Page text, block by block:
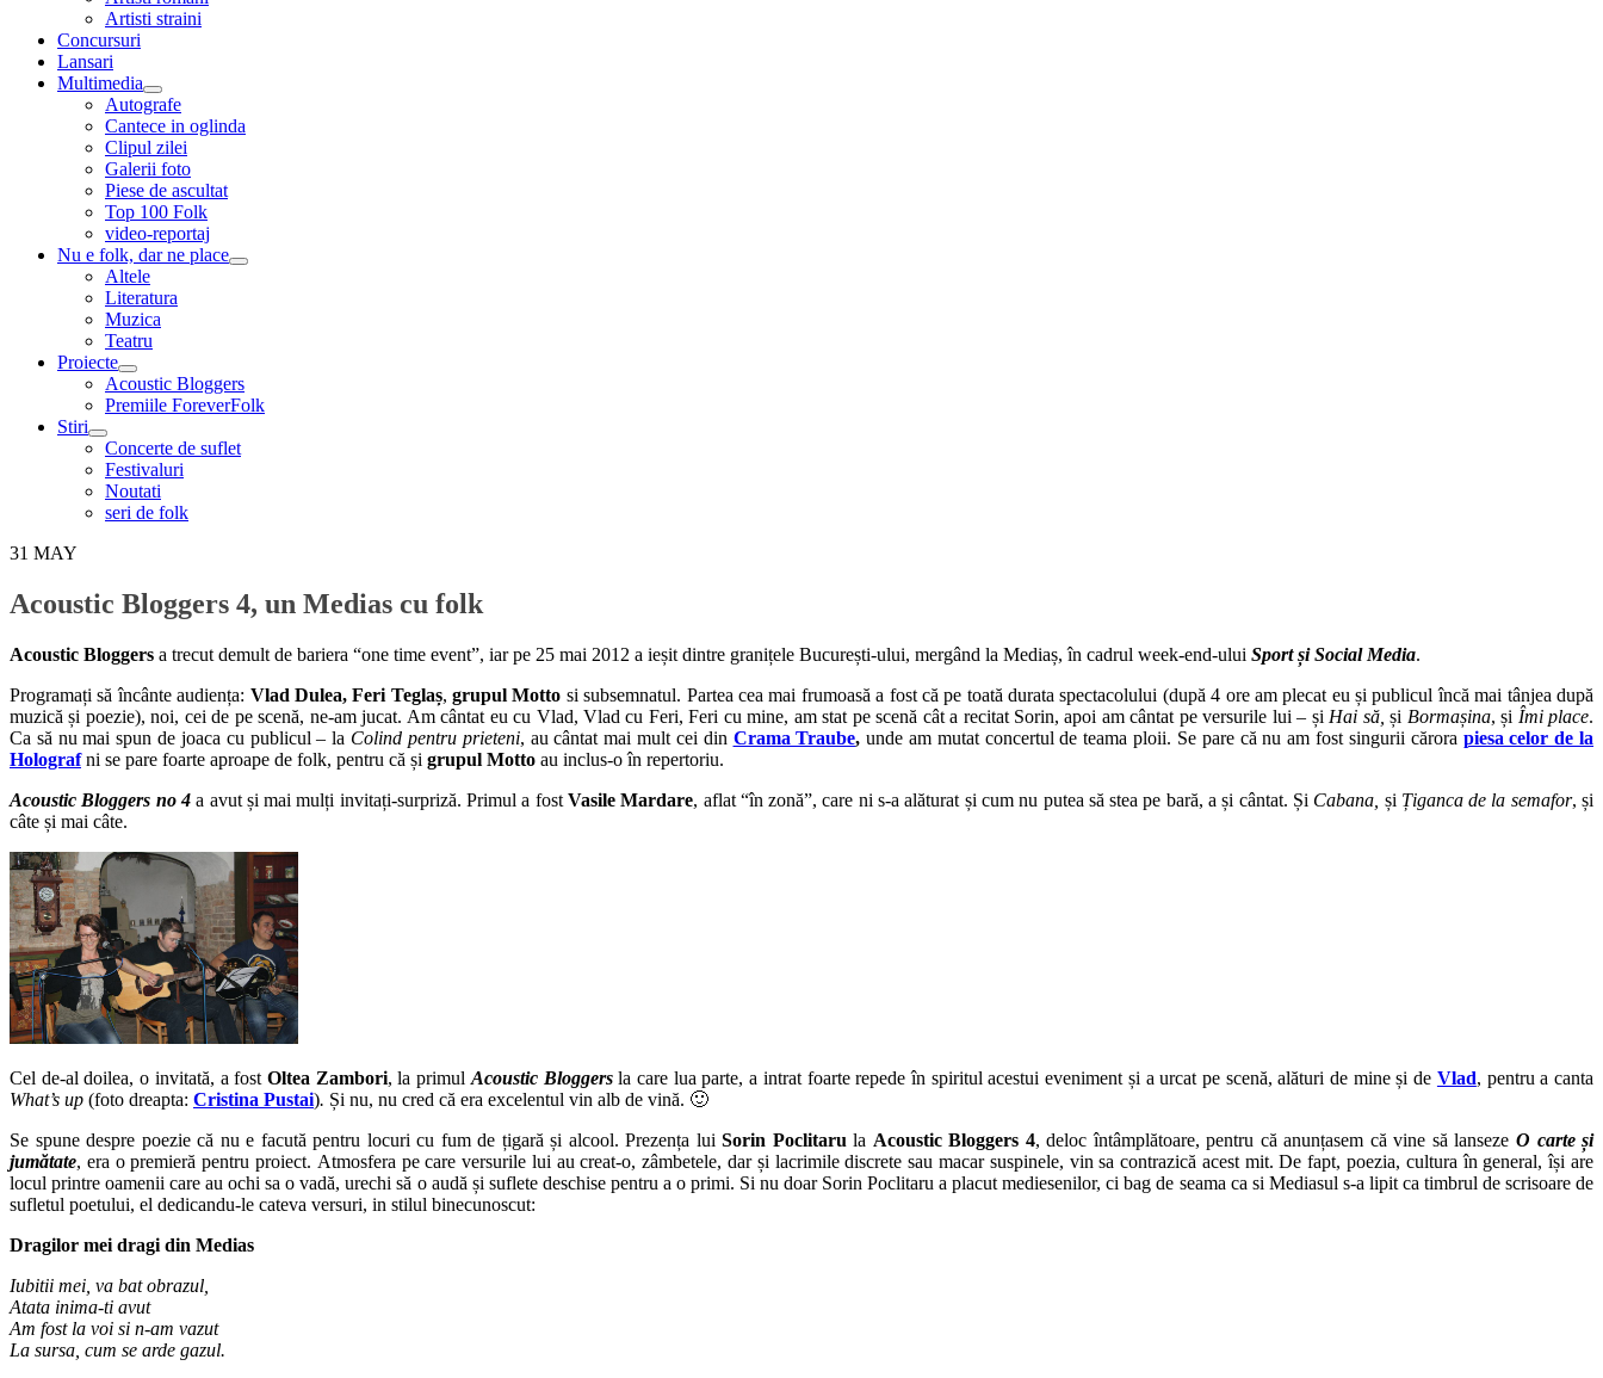
child
menu
Artisti straini
Concursuri
Lansari
Multimedia
expand
child
menu
Autografe
Cantece in oglinda
Clipul zilei
Galerii foto
Piese de ascultat
Top 100 Folk
video-reportaj
Nu e folk, dar ne place
expand
Altele
Literatura
Muzica
Teatru
Proiecte
expand
child
menu
Acoustic Bloggers
Premiile ForeverFolk
Stiri
expand
child
menu
Concerte de suflet
Festivaluri
Noutati
seri de folk
31 MAY
Acoustic Bloggers 4, un Medias cu folk
Acoustic Bloggers a trecut demult de bariera “one time event”, iar pe 25 mai 2012 a ieșit dintre granițele București-ului, mergând la Mediaș, în cadrul week-end-ului Sport și Social Media.
Programați să încânte audiența: Vlad Dulea, Feri Teglaș,grupul Motto si subsemnatul. Partea cea mai frumoasă a fost că pe toată durata spectacolului (după 4 ore am plecat eu și publicul încă mai tânjea după
muzică și poezie), noi, cei de pe scenă, ne-am jucat. Am cântat eu cu Vlad, Vlad cu Feri, Feri cu mine, am stat pe scenă cât a recitat Sorin, apoi am cântat pe versurile lui – și Hai să,și Bormașina, și Îmi place.
Ca să nu mai spun de joaca cu publicul – la Colind pentru prieteni, au cântat mai mult cei din Crama Traube,unde am mutat concertul de teama ploii. Se pare că nu am fost singurii cărora piesa celor de la
Holografni se pare foarte aproape de folk, pentru că și grupul Motto au inclus-o în repertoriu.
Acoustic Bloggers no 4a avut și mai mulți invitați-surpriză. Primul a fost Vasile Mardare, aflat “în zonă”, care ni s-a alăturat și cum nu putea să stea pe bară, a și cântat. Și Cabana, și Țiganca de la semafor, și
câte și mai câte.
Cel de-al doilea, o invitată, a fost Oltea Zambori, la primul Acoustic Bloggersla care lua parte, a intrat foarte repede în spiritul acestui eveniment și a urcat pe scenă, alături de mine și de Vlad, pentru a canta
What’s up (foto dreapta: Cristina Pustai). Și nu, nu cred că era excelentul vin alb de vină. 🙂
Se spune despre poezie că nu e facută pentru locuri cu fum de țigară și alcool. Prezența luiSorin Poclitaru la Acoustic Bloggers 4, deloc întâmplătoare, pentru că anunțasem că vine să lanseze O carte și
jumătate, era o premieră pentru proiect. Atmosfera pe care versurile lui au creat-o, zâmbetele, dar și lacrimile discrete sau macar suspinele, vin sa contrazică acest mit. De fapt, poezia, cultura în general, își are
locul printre oamenii care au ochi sa o vadă, urechi să o audă și suflete deschise pentru a o primi. Si nu doar Sorin Poclitaru a placut mediesenilor, ci bag de seama ca si Mediasul s-a lipit ca timbrul de scrisoare de
sufletul poetului, el dedicandu-le cateva versuri, in stilul binecunoscut:
Dragilor mei dragi din Medias
Iubitii mei, va bat obrazul,
Atata inima-ti avut
Am fost la voi si n-am vazut
La sursa, cum se arde gazul.